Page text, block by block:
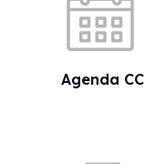
Agenda CC